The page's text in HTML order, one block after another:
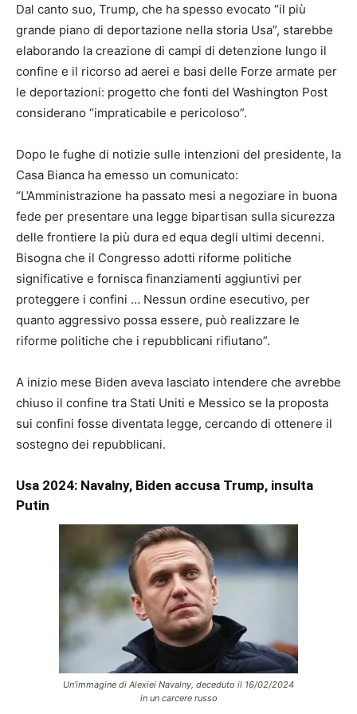
Dal canto suo, Trump, che ha spesso evocato “il più
grande piano di deportazione nella storia Usa”, starebbe
elaborando la creazione di campi di detenzione lungo il
confine e il ricorso ad aerei e basi delle Forze armate per
le deportazioni: progetto che fonti del Washington Post
considerano “impraticabile e pericoloso”.
Dopo le fughe di notizie sulle intenzioni del presidente, la
Casa Bianca ha emesso un comunicato:
“L’Amministrazione ha passato mesi a negoziare in buona
fede per presentare una legge bipartisan sulla sicurezza
delle frontiere la più dura ed equa degli ultimi decenni.
Bisogna che il Congresso adotti riforme politiche
significative e fornisca finanziamenti aggiuntivi per
proteggere i confini … Nessun ordine esecutivo, per
quanto aggressivo possa essere, può realizzare le
riforme politiche che i repubblicani rifiutano”.
A inizio mese Biden aveva lasciato intendere che avrebbe
chiuso il confine tra Stati Uniti e Messico se la proposta
sui confini fosse diventata legge, cercando di ottenere il
sostegno dei repubblicani.
Usa 2024: Navalny, Biden accusa Trump, insulta
Putin
Un’immagine di Alexiei Navalny, deceduto il 16/02/2024
in un carcere russo